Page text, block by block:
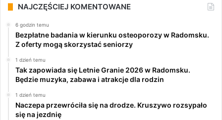
NAJCZĘŚCIEJ KOMENTOWANE
6 godzin temu
Bezpłatne badania w kierunku osteoporozy w Radomsku.
Z oferty mogą skorzystać seniorzy
1 dzień temu
Tak zapowiada się Letnie Granie 2026 w Radomsku.
Będzie muzyka, zabawa i atrakcje dla rodzin
1 dzień temu
Naczepa przewróciła się na drodze. Kruszywo rozsypało
się na jezdnię